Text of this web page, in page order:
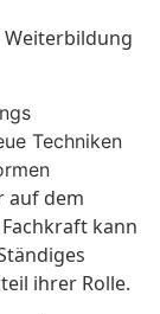
Weiterbildung
Techniken
auf dem
kann
ihrer Rolle.